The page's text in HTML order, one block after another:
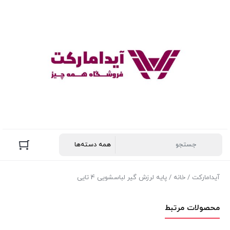
آیدامارکت / خانه / پایه لرزش گیر لباسشویی 4 تایی
محصولات مرتبط